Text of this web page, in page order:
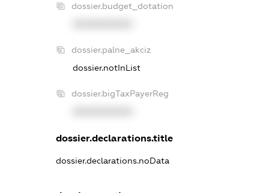
dossier.budget_dotation
dossier.palne_akciz
dossier.notInList
dossier.bigTaxPayerReg
dossier.declarations.title
dossier.declarations.noData